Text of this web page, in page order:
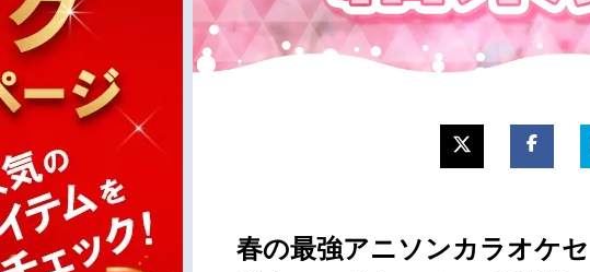
春の最強アニソンカラオケ